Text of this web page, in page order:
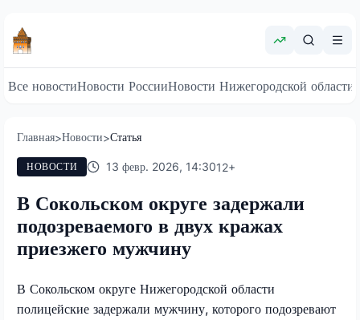
Все новостиНовости РоссииНовости Нижегородской области
Главная>Новости>Статья
НОВОСТИ 13 февр. 2026, 14:3012+
В Сокольском округе задержали
подозреваемого в двух кражах
приезжего мужчину
В Сокольском округе Нижегородской области
полицейские задержали мужчину, которого подозревают